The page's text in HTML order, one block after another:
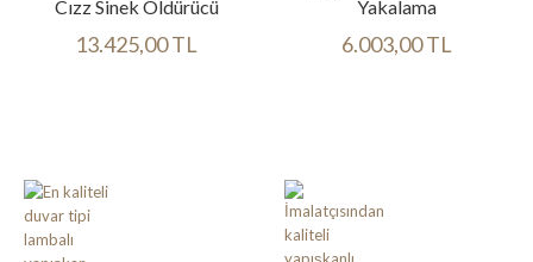
Cızz Sinek Öldürücü
13.425,00 TL
Yakalama
6.003,00 TL